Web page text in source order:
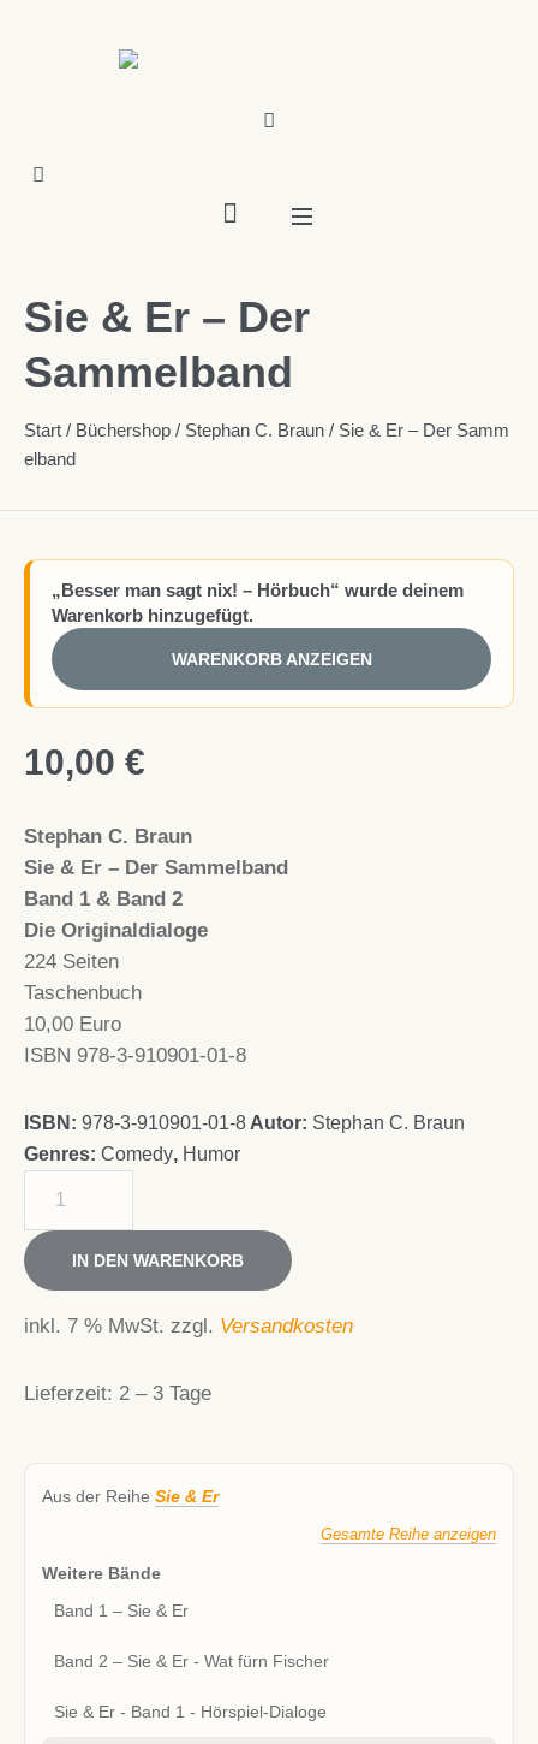
Sie & Er – Der
Sammelband
Start / Büchershop / Stephan C. Braun / Sie & Er – Der Samm
elband
„Besser man sagt nix! – Hörbuch“ wurde deinem
Warenkorb hinzugefügt.
WARENKORB ANZEIGEN
10,00 €
Stephan C. Braun
Sie & Er – Der Sammelband
Band 1 & Band 2
Die Originaldialoge
224 Seiten
Taschenbuch
10,00 Euro
ISBN 978-3-910901-01-8
ISBN: 978-3-910901-01-8 Autor: Stephan C. Braun
Genres: Comedy, Humor
Er
-
Sammelband
IN DEN WARENKORB
inkl. 7 % MwSt. zzgl. Versandkosten
Lieferzeit: 2 – 3 Tage
Aus der Reihe Sie & Er
Gesamte Reihe anzeigen
Weitere Bände
Band 1 – Sie & Er
Band 2 – Sie & Er - Wat fürn Fischer
Sie & Er - Band 1 - Hörspiel-Dialoge